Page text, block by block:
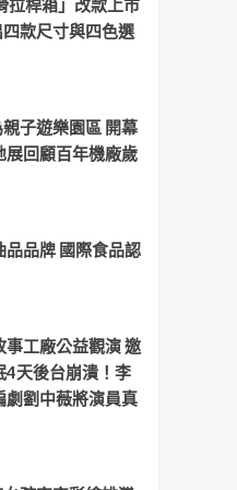
拉桿箱」改款上市
款尺寸與四色選
子遊樂園區 開幕
展回顧百年機廠歲
品品牌 國際食品認
事工廠公益觀演 邀
4天後台崩潰！李
劇劉中薇將演員真